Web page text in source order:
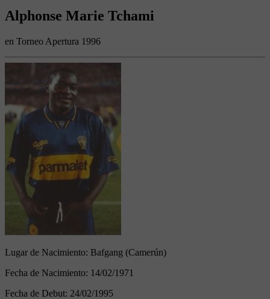
Alphonse Marie Tchami
en Torneo Apertura 1996
Lugar de Nacimiento: Bafgang (Camerún)
Fecha de Nacimiento: 14/02/1971
Fecha de Debut: 24/02/1995